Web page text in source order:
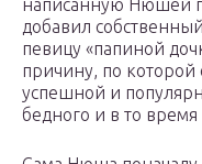
написанную Нюшей
добавил
певицу «папиной
причину, по которой
успешной и
бедного и в то